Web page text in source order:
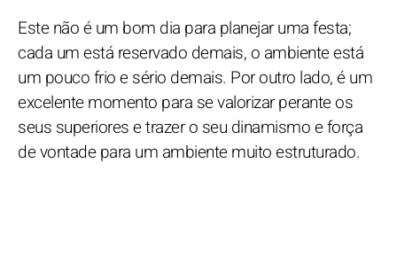
Este não é um bom dia para planejar uma festa;
cada um está reservado demais, o ambiente está
um pouco frio e sério demais. Por outro lado, é um
excelente momento para se valorizar perante os
seus superiores e trazer o seu dinamismo e força
de vontade para um ambiente muito estruturado.